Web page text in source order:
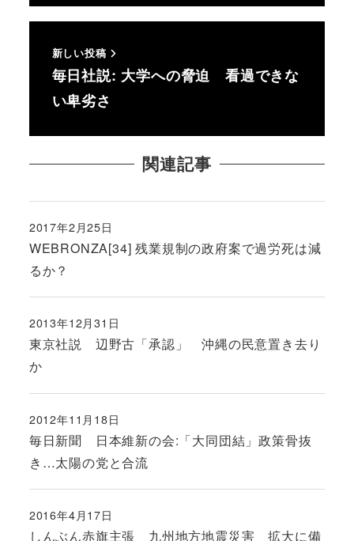
新しい投稿
毎日社説: 大学への脅迫 看過できな
い卑劣さ
関連記事
WEBRONZA[34] 残業規制の政府案で過労死は減
るか？
投稿日
2017年2月25日
東京社説 辺野古「承認」 沖縄の民意置き去り
か
投稿日
2013年12月31日
毎日新聞 日本維新の会:「大同団結」政策骨抜
き…太陽の党と合流
投稿日
2012年11月18日
しんぶん赤旗主張 九州地方地震災害 拡大に備
投稿日
2016年4月17日